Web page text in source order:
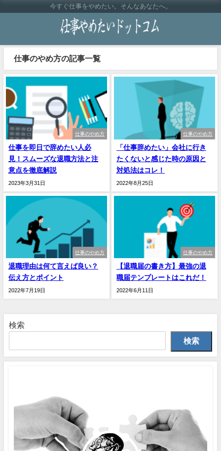
今すぐ仕事をやめたい。そんなあなたへ。
仕事のやめ方の記事一覧
仕事のやめ方
仕事を即日で辞めたい人必
見！スムーズな退職方法と注
意点を徹底解説
2023年3月31日
仕事のやめ方
「仕事辞めたい」会社に行き
たくないと感じた時の原因と
対処法はコレ！
2022年8月25日
仕事のやめ方
退職理由は何て言えば良い？
伝え方とポイント
2022年7月19日
仕事のやめ方
【退職届の書き方】最強の退
職届テンプレートはこれだ！
2022年6月11日
検索
検索